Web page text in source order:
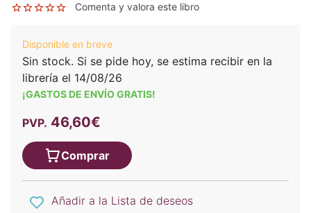
Comenta y valora este libro
Disponible en breve
Sin stock. Si se pide hoy, se estima recibir en la
librería el 14/08/26
¡GASTOS DE ENVÍO GRATIS!
PVP. 46,60€
Comprar
Añadir a la Lista de deseos